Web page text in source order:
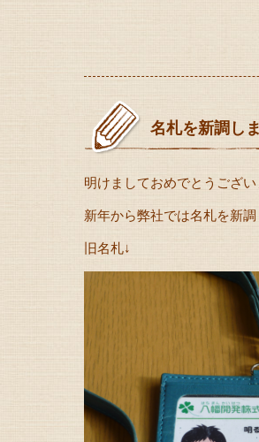
名札を新調し
明けましておめでとうござ
新年から弊社では名札を新
旧名札↓